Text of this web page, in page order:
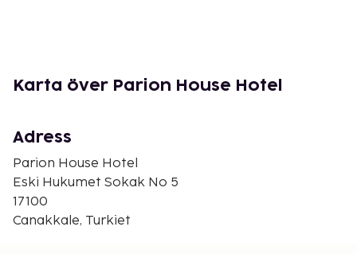
Nusrat Minelayer - 0,5 km
Cimenlik slott - 0,6 km
Fatih-moskén - 0,6 km
18 mars-stadion - 1,1 km
Mart Stadium - 1,2 km
Canakkale arkeologiska museum - 2,4 km
Karta över Parion House Hotel
Adress
Parion House Hotel
Eski Hukumet Sokak No 5
17100
Canakkale, Turkiet